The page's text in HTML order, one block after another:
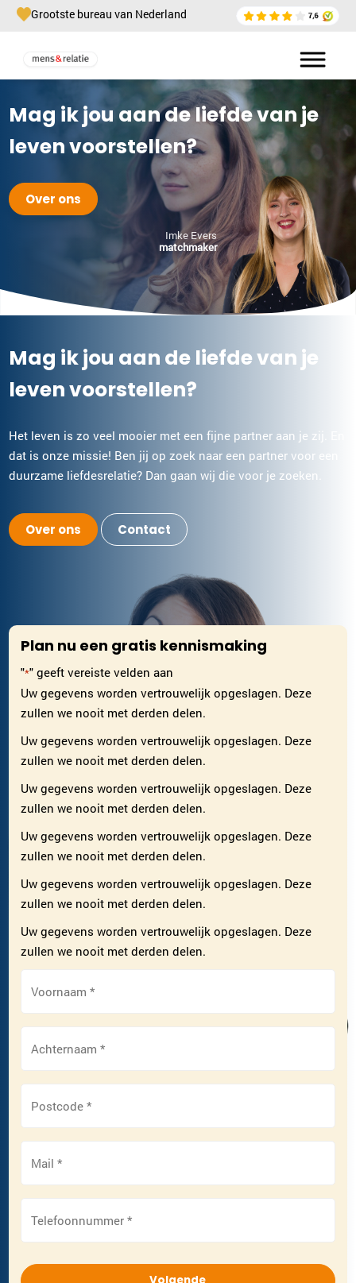
Grootste bureau van Nederland
Mag ik jou aan de liefde van je
leven voorstellen?
Over ons
Imke Evers
matchmaker
Mag ik jou aan de liefde van je
leven voorstellen?
Het leven is zo veel mooier met een fijne partner aan je zij. En
dat is onze missie! Ben jij op zoek naar een partner voor een
duurzame liefdesrelatie? Dan gaan wij die voor je zoeken.
Over ons Contact
Plan nu een gratis kennismaking
"*" geeft vereiste velden aan
Uw gegevens worden vertrouwelijk opgeslagen. Deze
zullen we nooit met derden delen.
Uw gegevens worden vertrouwelijk opgeslagen. Deze
zullen we nooit met derden delen.
Uw gegevens worden vertrouwelijk opgeslagen. Deze
zullen we nooit met derden delen.
Uw gegevens worden vertrouwelijk opgeslagen. Deze
zullen we nooit met derden delen.
Uw gegevens worden vertrouwelijk opgeslagen. Deze
zullen we nooit met derden delen.
Uw gegevens worden vertrouwelijk opgeslagen. Deze
zullen we nooit met derden delen.
Imke Evers